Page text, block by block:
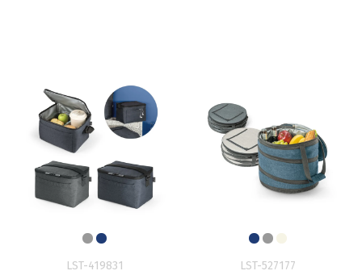
LST-419831
LST-527177